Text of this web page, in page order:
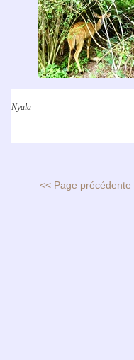
Nyala
<< Page précédente